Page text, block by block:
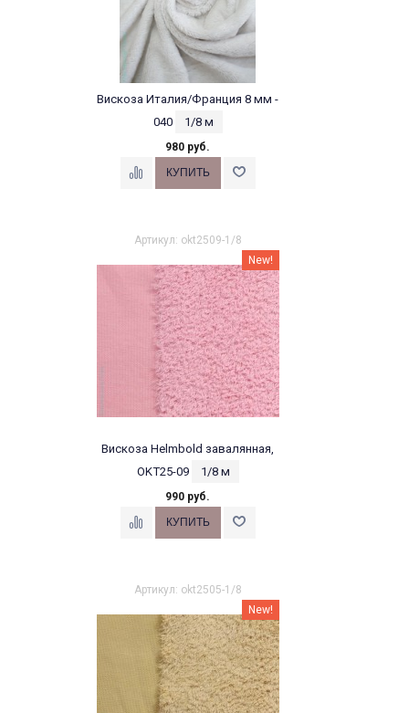
Вискоза Италия/Франция 8 мм -
040
1/8 м
980 руб.
Артикул: okt2509-1/8
New!
Вискоза Helmbold завалянная,
OKT25-09
1/8 м
990 руб.
Артикул: okt2505-1/8
New!